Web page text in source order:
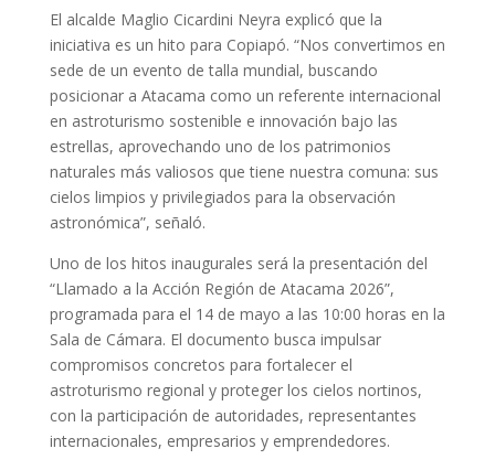
El alcalde Maglio Cicardini Neyra explicó que la
iniciativa es un hito para Copiapó. “Nos convertimos en
sede de un evento de talla mundial, buscando
posicionar a Atacama como un referente internacional
en astroturismo sostenible e innovación bajo las
estrellas, aprovechando uno de los patrimonios
naturales más valiosos que tiene nuestra comuna: sus
cielos limpios y privilegiados para la observación
astronómica”, señaló.
Uno de los hitos inaugurales será la presentación del
“Llamado a la Acción Región de Atacama 2026”,
programada para el 14 de mayo a las 10:00 horas en la
Sala de Cámara. El documento busca impulsar
compromisos concretos para fortalecer el
astroturismo regional y proteger los cielos nortinos,
con la participación de autoridades, representantes
internacionales, empresarios y emprendedores.